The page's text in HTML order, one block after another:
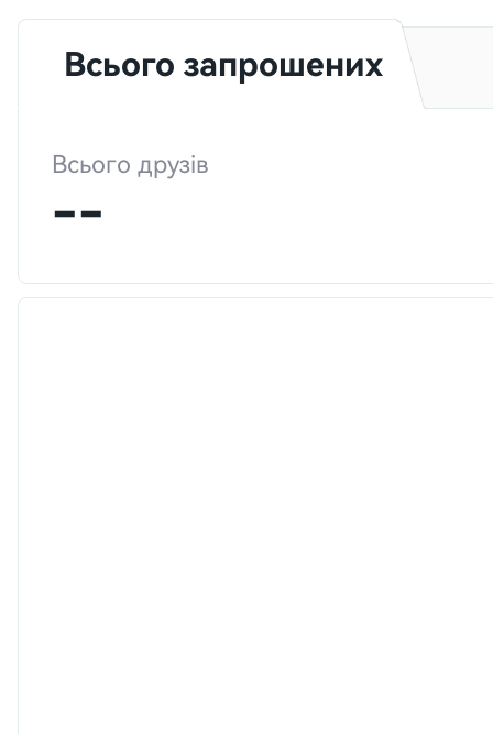
Всього запрошених
Всього друзів
--